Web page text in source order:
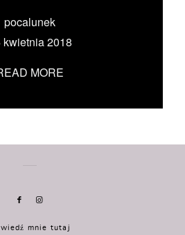
pocalunek
kwietnia 2018
MORE
mnie tutaj